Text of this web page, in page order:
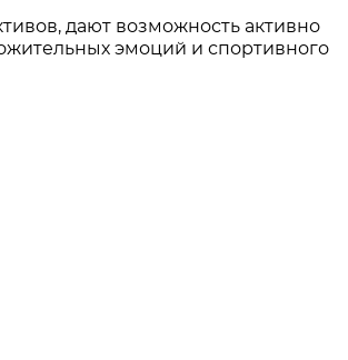
дают возможность активно
эмоций и спортивного